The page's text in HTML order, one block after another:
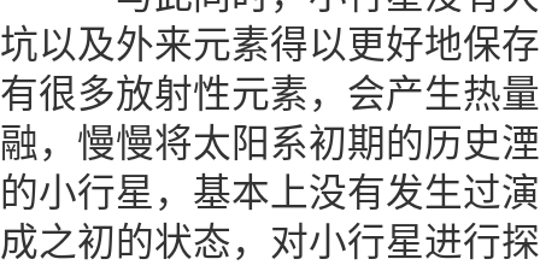
坑以及外来元素得以更好地保
有很多放射性元素，会产生热
融，慢慢将太阳系初期的历史
的小行星，基本上没有发生过
成之初的状态，对小行星进行